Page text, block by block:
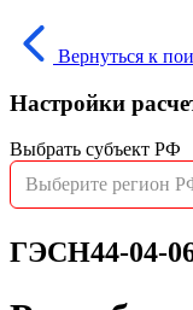
Вернуться к
Настройки
Выбрать субъект РФ
Выберите регион
ГЭСН44-04-